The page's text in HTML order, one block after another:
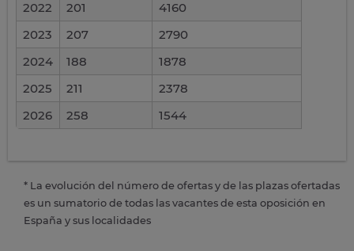
2022 201
4160
2023
207
2790
2024
188
1878
2025
211
2378
2026
258 1544
* La evolución del número de ofertas y de las plazas ofertadas
es un sumatorio de todas las vacantes de esta oposición en
España y sus localidades